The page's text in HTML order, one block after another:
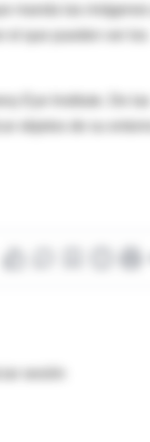
manda las
Eye Institute. De las
objetos de su
sesión